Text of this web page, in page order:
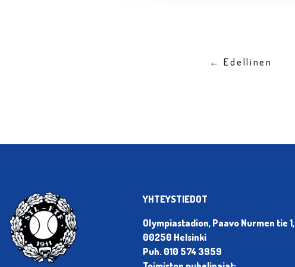
← Edellinen
YHTEYSTIEDOT
Olympiastadion, Paavo Nurmen tie 1,
00250 Helsinki
Puh. 010 574 3959